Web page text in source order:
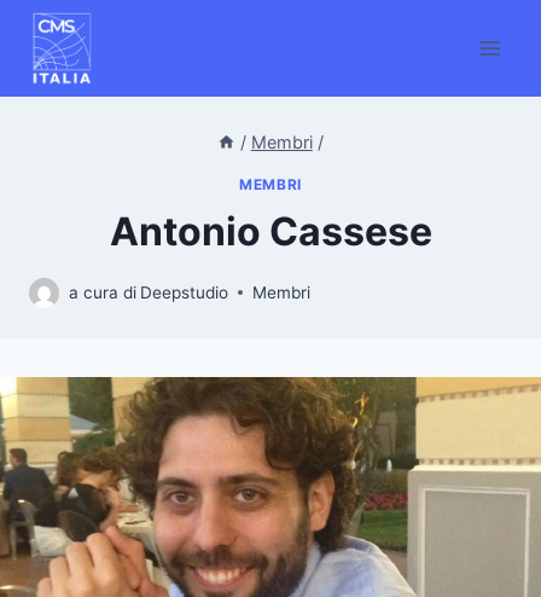
Salta
contenuto
/ Membri /
MEMBRI
Antonio Cassese
a cura di Deepstudio Membri